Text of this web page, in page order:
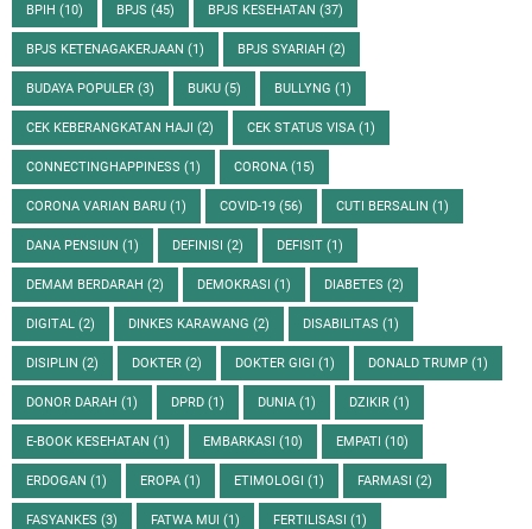
BPIH (10) BPJS (45) BPJS KESEHATAN (37)
BPJS KETENAGAKERJAAN (1) BPJS SYARIAH (2)
BUDAYA POPULER (3) BUKU (5) BULLYNG (1)
CEK KEBERANGKATAN HAJI (2) CEK STATUS VISA (1)
CONNECTINGHAPPINESS (1) CORONA (15)
CORONA VARIAN BARU (1) COVID-19 (56) CUTI BERSALIN (1)
DANA PENSIUN (1) DEFINISI (2) DEFISIT (1)
DEMAM BERDARAH (2) DEMOKRASI (1) DIABETES (2)
DIGITAL (2) DINKES KARAWANG (2) DISABILITAS (1)
DISIPLIN (2) DOKTER (2) DOKTER GIGI (1) DONALD TRUMP (1)
DONOR DARAH (1) DPRD (1) DUNIA (1) DZIKIR (1)
E-BOOK KESEHATAN (1) EMBARKASI (10) EMPATI (10)
ERDOGAN (1) EROPA (1) ETIMOLOGI (1) FARMASI (2)
FASYANKES (3) FATWA MUI (1) FERTILISASI (1)